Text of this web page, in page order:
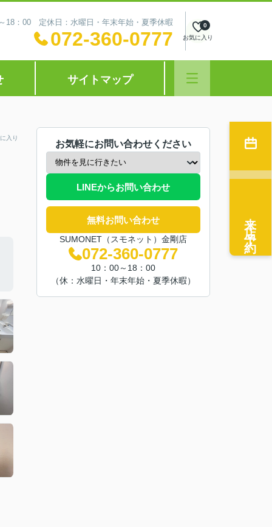
18：00 定休日：水曜日・年末年始・夏季休暇
072-360-0777 お気に入り
0
サイトマップ
入り
お気軽にお問い合わせください
LINEからお問い合わせ
無料お問い合わせ
SUMONET（スモネット）金剛店
072-360-0777
10：00～18：00
（休：水曜日・年末年始・夏季休暇）
来店予約